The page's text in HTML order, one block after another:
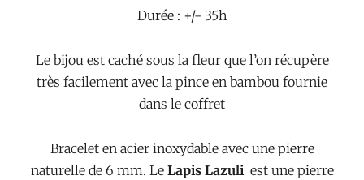
Durée : +/- 35h
Le bijou est caché sous la fleur que l’on récupère
très facilement avec la pince en bambou fournie
dans le coffret
Bracelet en acier inoxydable avec une pierre
naturelle de 6 mm. Le Lapis Lazuliest une pierre